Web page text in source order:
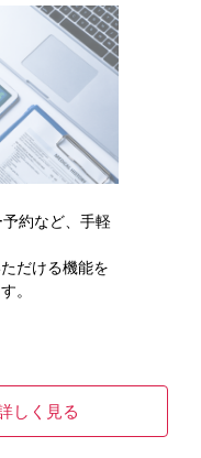
約など、手軽
だける機能を
。
しく見る